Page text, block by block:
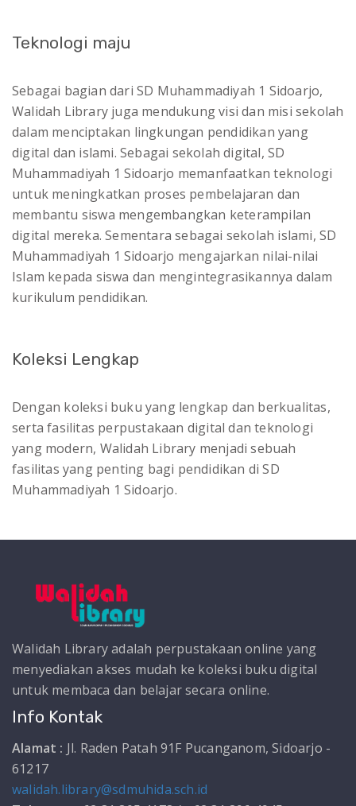
Teknologi maju
Sebagai bagian dari SD Muhammadiyah 1 Sidoarjo,
Walidah Library juga mendukung visi dan misi sekolah
dalam menciptakan lingkungan pendidikan yang
digital dan islami. Sebagai sekolah digital, SD
Muhammadiyah 1 Sidoarjo memanfaatkan teknologi
untuk meningkatkan proses pembelajaran dan
membantu siswa mengembangkan keterampilan
digital mereka. Sementara sebagai sekolah islami, SD
Muhammadiyah 1 Sidoarjo mengajarkan nilai-nilai
Islam kepada siswa dan mengintegrasikannya dalam
kurikulum pendidikan.
Koleksi Lengkap
Dengan koleksi buku yang lengkap dan berkualitas,
serta fasilitas perpustakaan digital dan teknologi
yang modern, Walidah Library menjadi sebuah
fasilitas yang penting bagi pendidikan di SD
Muhammadiyah 1 Sidoarjo.
Walidah Library adalah perpustakaan online yang
menyediakan akses mudah ke koleksi buku digital
untuk membaca dan belajar secara online.
Info Kontak
Alamat : Jl. Raden Patah 91F Pucanganom, Sidoarjo -
61217
walidah.library@sdmuhida.sch.id